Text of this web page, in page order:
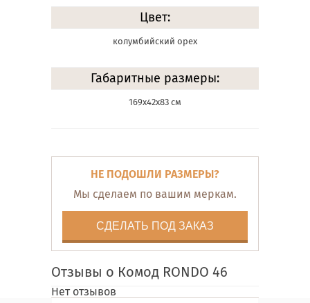
Цвет:
колумбийский орех
Габаритные размеры:
169х42х83 см
НЕ ПОДОШЛИ РАЗМЕРЫ?
Мы сделаем по вашим меркам.
СДЕЛАТЬ ПОД ЗАКАЗ
Отзывы о Комод RONDO 46
Нет отзывов